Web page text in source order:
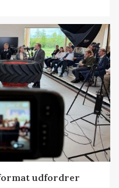
udfordrer